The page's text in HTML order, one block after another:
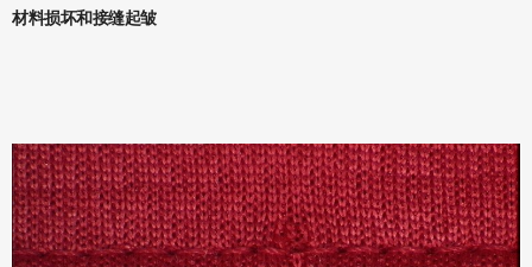
材料损坏和接缝起皱